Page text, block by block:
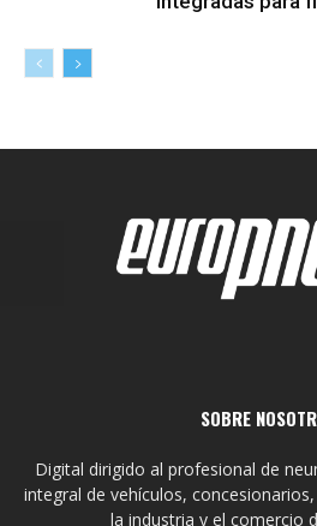
SOBRE
Digital dirigido al profesional de
integral de vehículos,
la industria y el comercio